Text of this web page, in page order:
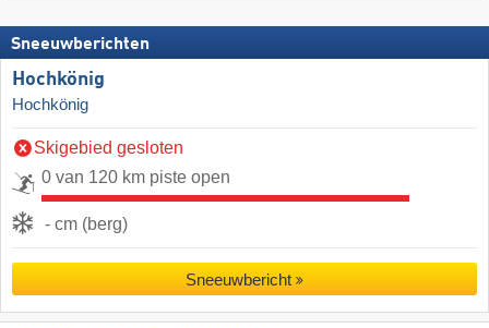
Sneeuwberichten
Hochkönig
Hochkönig
Skigebied gesloten
0 van 120 km piste open
- cm (berg)
Sneeuwbericht